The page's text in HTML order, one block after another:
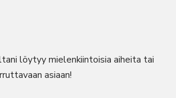
löytyy mielenkiintoisia aiheita tai
asiaan!